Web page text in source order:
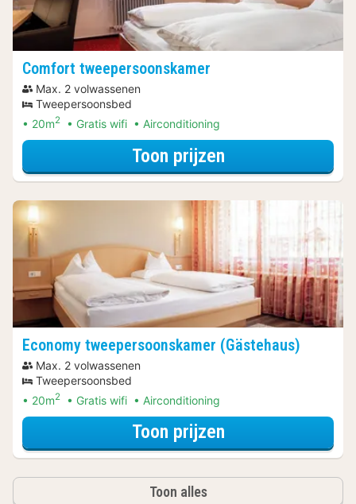
Comfort tweepersoonskamer
Max. 2 volwassenen
Tweepersoonsbed
20m2 Gratis wifi Airconditioning
Toon prijzenvoor Comfort
Economy tweepersoonskamer (Gästehaus)
Max. 2 volwassenen
Tweepersoonsbed
20m2 Gratis wifi Airconditioning
Toon prijzenvoor Economy
Toon alles